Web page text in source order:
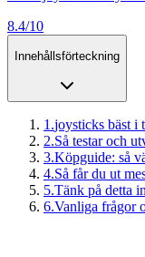
8.4/10
Innehållsförteckning
1 .joysticks bäst i
2.Så testar och
3.Köpguide: så
4.Så får du ut
5.Tänk på detta
6.Vanliga frågor